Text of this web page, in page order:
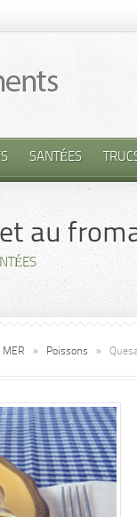
SANTÉES
au
MER » Poissons »